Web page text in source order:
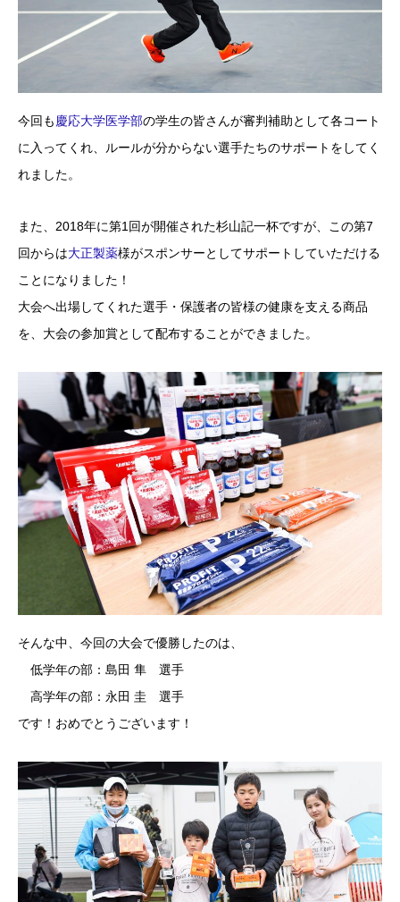
今回も慶応大学医学部の学生の皆さんが審判補助として各コート
に入ってくれ、ルールが分からない選手たちのサポートをしてく
れました。
また、2018年に第1回が開催された杉山記一杯ですが、この第7
回からは大正製薬様がスポンサーとしてサポートしていただける
ことになりました！
大会へ出場してくれた選手・保護者の皆様の健康を支える商品
を、大会の参加賞として配布することができました。
そんな中、今回の大会で優勝したのは、
低学年の部：島田 隼 選手
高学年の部：永田 圭 選手
です！おめでとうございます！